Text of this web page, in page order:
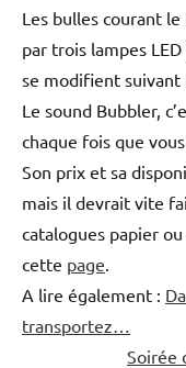
Les bulles courant
par trois lampes
se modifient suivant
Le sound Bubbler,
chaque fois que
Son prix et sa
mais il devrait vite
catalogues papier
cette page
A lire également :
transportez…
Soirée